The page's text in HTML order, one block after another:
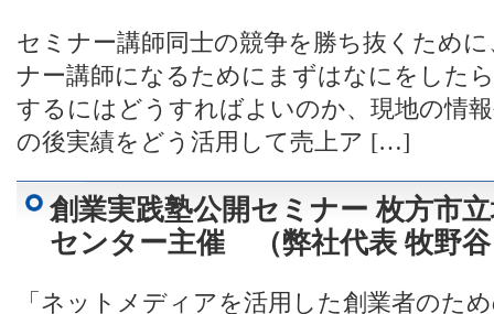
セミナー講師同士の競争を勝ち抜くため
ナー講師になるためにまずはなにをした
するにはどうすればよいのか、現地の情
の後実績をどう活用して売上ア […]
創業実践塾公開セミナー 枚方市
センター主催 （弊社代表 牧野
「ネットメディアを活用した創業者のた